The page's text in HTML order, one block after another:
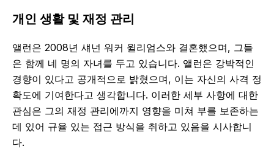
개인 생활 및 재정 관리
앨런은 2008년 섀넌 워커 윌리엄스와 결혼했으며, 그들
은 함께 네 명의 자녀를 두고 있습니다. 앨런은 강박적인
경향이 있다고 공개적으로 밝혔으며, 이는 자신의 사격 정
확도에 기여한다고 생각합니다. 이러한 세부 사항에 대한
관심은 그의 재정 관리에까지 영향을 미쳐 부를 보존하는
데 있어 규율 있는 접근 방식을 취하고 있음을 시사합니
다.